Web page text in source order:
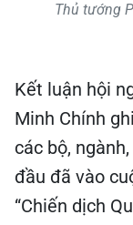
Thủ tướng
Kết luận hội
Minh Chính
các bộ,
đầu đã vào
“Chiến dịch